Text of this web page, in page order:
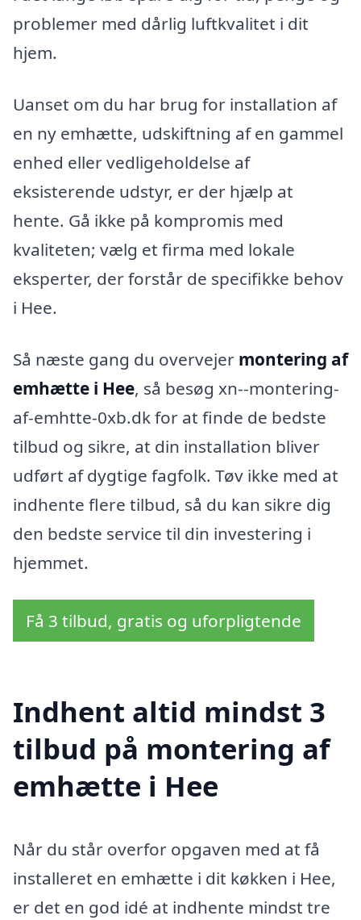
problemer med dårlig luftkvalitet i dit
hjem.
Uanset om du har brug for installation af
en ny emhætte, udskiftning af en gammel
enhed eller vedligeholdelse af
eksisterende udstyr, er der hjælp at
hente. Gå ikke på kompromis med
kvaliteten; vælg et firma med lokale
eksperter, der forstår de specifikke behov
i Hee.
Så næste gang du overvejer montering af
emhætte i Hee, så besøg xn--montering-
af-emhtte-0xb.dk for at finde de bedste
tilbud og sikre, at din installation bliver
udført af dygtige fagfolk. Tøv ikke med at
indhente flere tilbud, så du kan sikre dig
den bedste service til din investering i
hjemmet.
Få 3 tilbud, gratis og uforpligtende
Indhent altid mindst 3
tilbud på montering af
emhætte i Hee
Når du står overfor opgaven med at få
installeret en emhætte i dit køkken i Hee,
er det en god idé at indhente mindst tre